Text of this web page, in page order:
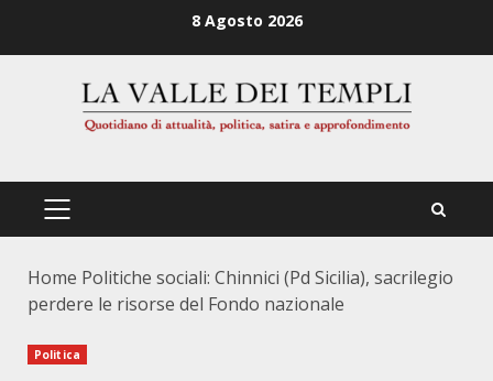
8 Agosto 2026
PRIMÄRES
Home Politiche sociali: Chinnici (Pd Sicilia), sacrilegio
perdere le risorse del Fondo nazionale
Politica